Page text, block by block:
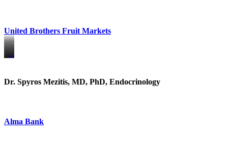
United Brothers Fruit Markets
https://www.unitedbrothersfruitmarkets.com/
https://www.unitedbrothersfruitmarkets.com/
Dr. Spyros Mezitis, MD, PhD, Endocrinology
Alma Bank